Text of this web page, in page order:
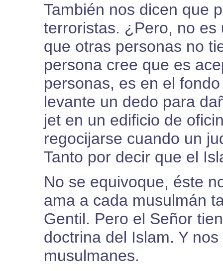
También nos dicen que
terroristas. ¿Pero, no
que otras personas no
persona cree que es
personas, es en el
levante un dedo para
jet en un edificio de
regocijarse cuando un
Tanto por decir que el
No se equivoque, éste
ama a cada musulmán
Gentil. Pero el Señor
doctrina del Islam. Y
musulmanes.